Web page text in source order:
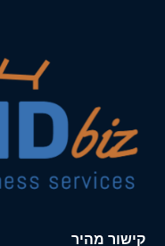
קישור מהיר